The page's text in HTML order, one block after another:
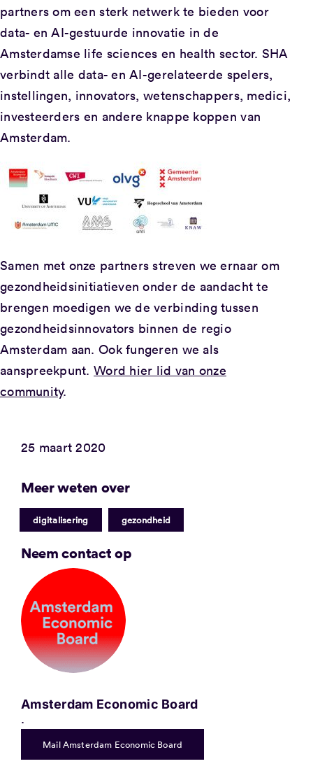
partners om een ​​sterk netwerk te bieden voor
data- en AI-gestuurde innovatie in de
Amsterdamse life sciences en health sector. SHA
verbindt alle data- en AI-gerelateerde spelers,
instellingen, innovators, wetenschappers, medici,
investeerders en andere knappe koppen van
Amsterdam.
Samen met onze partners streven we ernaar om
gezondheidsinitiatieven onder de aandacht te
brengen moedigen we de verbinding tussen
gezondheidsinnovators binnen de regio
Amsterdam aan. Ook fungeren we als
aanspreekpunt.Word hier lid van onze
community.
25 maart 2020
Meer weten over
digitalisering gezondheid
Neem contact op
Amsterdam Economic Board
.
Mail Amsterdam Economic Board